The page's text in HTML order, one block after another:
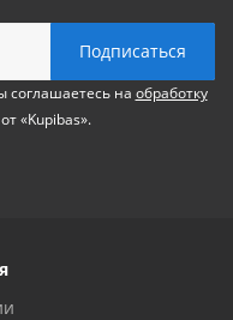
соглашаетесь на обработку
от «Kupibas».